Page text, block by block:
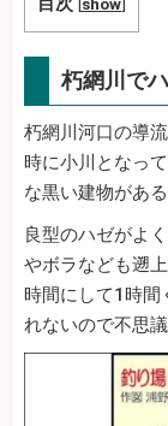
[show]
朽網川で
朽網川河口の導
時に小川となっ
な黒い建物がある
良型のハゼがよ
やボラなども遡
時間にして1時間
れないので不思